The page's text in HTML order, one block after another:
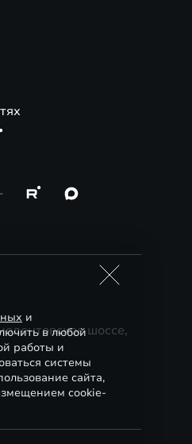
шоссе,
и
в любой
работы и
системы
сайта,
cookie-